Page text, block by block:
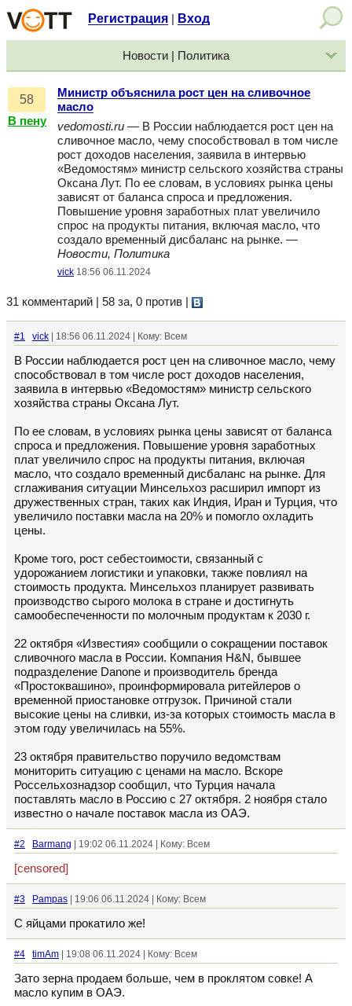
Регистрация Вход
Новости | Политика
58
В пену
Министр объяснила рост цен на сливочное
масло
vedomosti.ru — В России наблюдается рост цен на
сливочное масло, чему способствовал в том числе
рост доходов населения, заявила в интервью
«Ведомостям» министр сельского хозяйства страны
Оксана Лут. По ее словам, в условиях рынка цены
зависят от баланса спроса и предложения.
Повышение уровня заработных плат увеличило
спрос на продукты питания, включая масло, что
создало временный дисбаланс на рынке. —
Новости, Политика
vick 18:56 06.11.2024
31 комментарий | 58 за, 0 против
#1 vick | 18:56 06.11.2024 | Кому: Всем
В России наблюдается рост цен на сливочное масло, чему
способствовал в том числе рост доходов населения,
заявила в интервью «Ведомостям» министр сельского
хозяйства страны Оксана Лут.
По ее словам, в условиях рынка цены зависят от баланса
спроса и предложения. Повышение уровня заработных
плат увеличило спрос на продукты питания, включая
масло, что создало временный дисбаланс на рынке. Для
сглаживания ситуации Минсельхоз расширил импорт из
дружественных стран, таких как Индия, Иран и Турция, что
увеличило поставки масла на 20% и помогло охладить
цены.
Кроме того, рост себестоимости, связанный с
удорожанием логистики и упаковки, также повлиял на
стоимость продукта. Минсельхоз планирует развивать
производство сырого молока в стране и достигнуть
самообеспеченности по молочным продуктам к 2030 г.
22 октября «Известия» сообщили о сокращении поставок
сливочного масла в России. Компания H&N, бывшее
подразделение Danone и производитель бренда
«Простоквашино», проинформировала ритейлеров о
временной приостановке отгрузок. Причиной стали
высокие цены на сливки, из-за которых стоимость масла в
этом году увеличилась на 55%.
23 октября правительство поручило ведомствам
мониторить ситуацию с ценами на масло. Вскоре
Россельхознадзор сообщил, что Турция начала
поставлять масло в Россию с 27 октября. 2 ноября стало
известно о начале поставок масла из ОАЭ.
#2 Barmang | 19:02 06.11.2024 | Кому: Всем
[censored]
#3 Pampas | 19:06 06.11.2024 | Кому: Всем
С яйцами прокатило же!
#4 timAm | 19:08 06.11.2024 | Кому: Всем
Зато зерна продаем больше, чем в проклятом совке! А
масло купим в ОАЭ.